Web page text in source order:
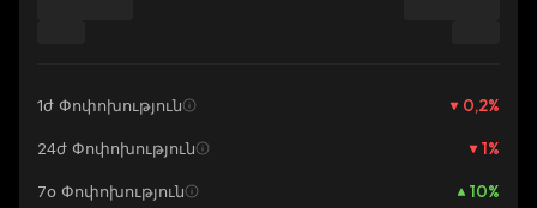
1ժ Փոփոխություն 0,2%
24ժ Փոփոխություն 1%
7օ Փոփոխություն 10%